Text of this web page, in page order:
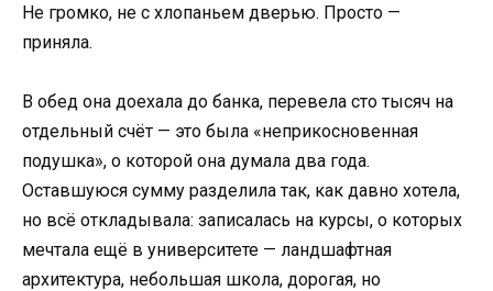
Не громко, не с хлопаньем дверью. Просто —
приняла.
В обед она доехала до банка, перевела сто тысяч на
отдельный счёт — это была «неприкосновенная
подушка», о которой она думала два года.
Оставшуюся сумму разделила так, как давно хотела,
но всё откладывала: записалась на курсы, о которых
мечтала ещё в университете — ландшафтная
архитектура, небольшая школа, дорогая, но